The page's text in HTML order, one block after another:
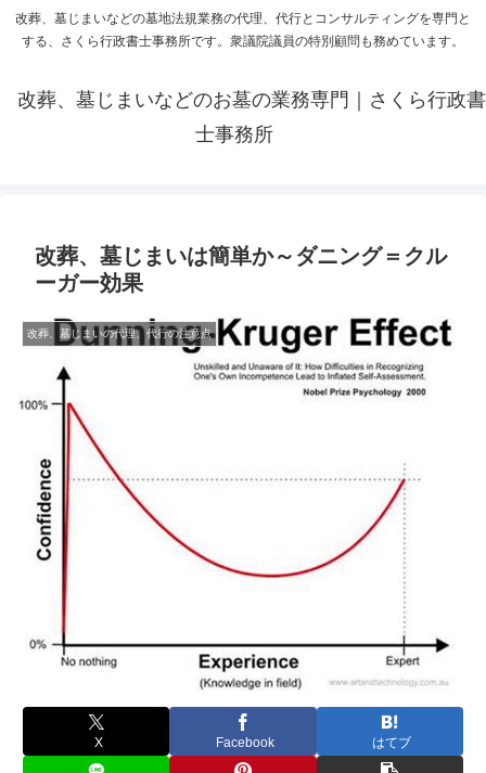
改葬、墓じまいなどの墓地法規業務の代理、代行とコンサルティングを専門と
する、さくら行政書士事務所です。衆議院議員の特別顧問も務めています。
改葬、墓じまいなどのお墓の業務専門｜さくら行政書
士事務所
改葬、墓じまいは簡単か～ダニング＝クル
ーガー効果
改葬、墓じまいの代理、代行の注意点
X Facebook はてブ